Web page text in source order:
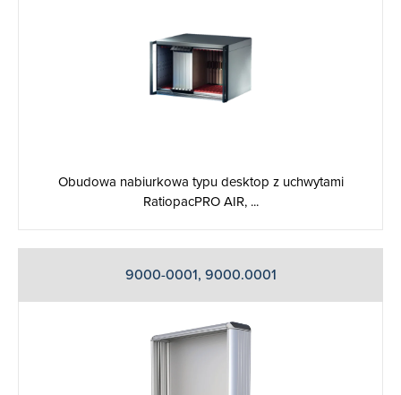
Obudowa nabiurkowa typu desktop z uchwytami
RatiopacPRO AIR, ...
9000-0001, 9000.0001